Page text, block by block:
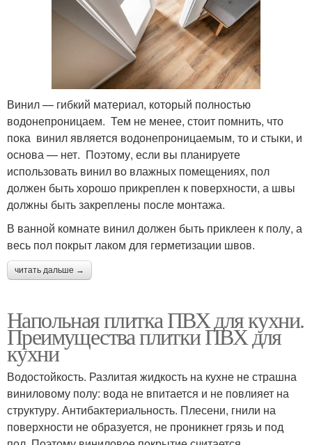
Винил — гибкий материал, который полностью
водонепроницаем. Тем не менее, стоит помнить, что
пока винил является водонепроницаемым, то и стыки, и
основа — нет. Поэтому, если вы планируете
использовать винил во влажных помещениях, пол
должен быть хорошо прикреплен к поверхности, а швы
должны быть закреплены после монтажа.
В ванной комнате винил должен быть приклеен к полу, а
весь пол покрыт лаком для герметизации швов.
читать дальше →
Напольная плитка ПВХ для кухни.
Преимущества плитки ПВХ для
кухни
Водостойкость. Разлитая жидкость на кухне не страшна
виниловому полу: вода не впитается и не повлияет на
структуру. Антибактериальность. Плесени, гнили на
поверхности не образуется, не проникнет грязь и под